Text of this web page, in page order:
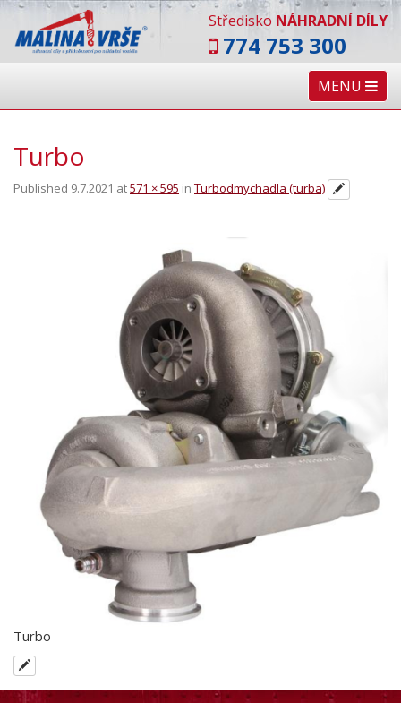
Středisko NÁHRADNÍ DÍLY
774 753 300
MENU
Turbo
Published 9.7.2021 at571 × 595 in Turbodmychadla (turba)
Turbo